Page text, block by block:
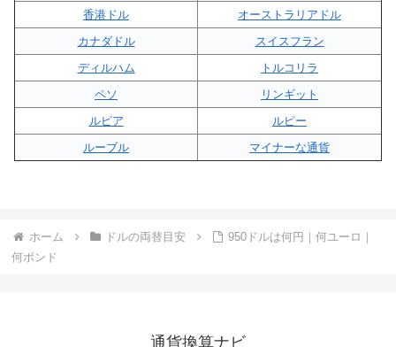
香港ドル
オーストラリアドル
カナダドル
スイスフラン
ディルハム
トルコリラ
ペソ
リンギット
ルピア
ルピー
ルーブル
マイナーな通貨
ホーム ドルの両替目安
950ドルは何円｜何ユーロ｜
何ポンド
通貨換算ナビ